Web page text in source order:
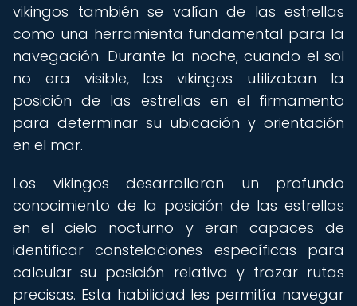
vikingos también se valían de las estrellas
como una herramienta fundamental para la
navegación. Durante la noche, cuando el sol
no era visible, los vikingos utilizaban la
posición de las estrellas en el firmamento
para determinar su ubicación y orientación
en el mar.
Los vikingos desarrollaron un profundo
conocimiento de la posición de las estrellas
en el cielo nocturno y eran capaces de
identificar constelaciones específicas para
calcular su posición relativa y trazar rutas
precisas. Esta habilidad les permitía navegar